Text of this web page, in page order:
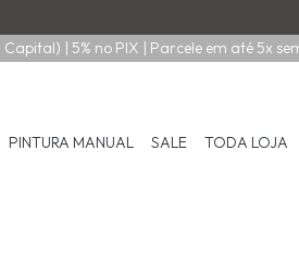
| 5% no PIX | Parcele em até 5x
PINTURA MANUAL SALE TODA LOJA